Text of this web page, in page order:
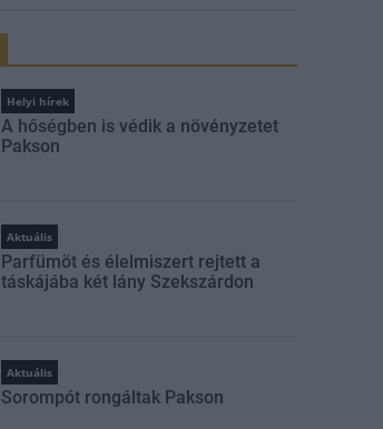
Helyi hírek
A hőségben is védik a növényzetet
Pakson
Aktuális
Parfümöt és élelmiszert rejtett a
táskájába két lány Szekszárdon
Aktuális
Sorompót rongáltak Pakson